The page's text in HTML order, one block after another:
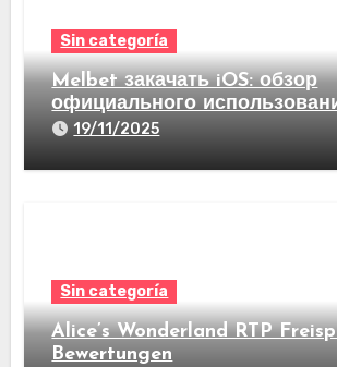
Sin categoría
Melbet закачать iOS: обзор
официального
видах став на спорт а еще
19/11/2025
Sin categoría
Alice’s Wonderland RTP
Bewertungen